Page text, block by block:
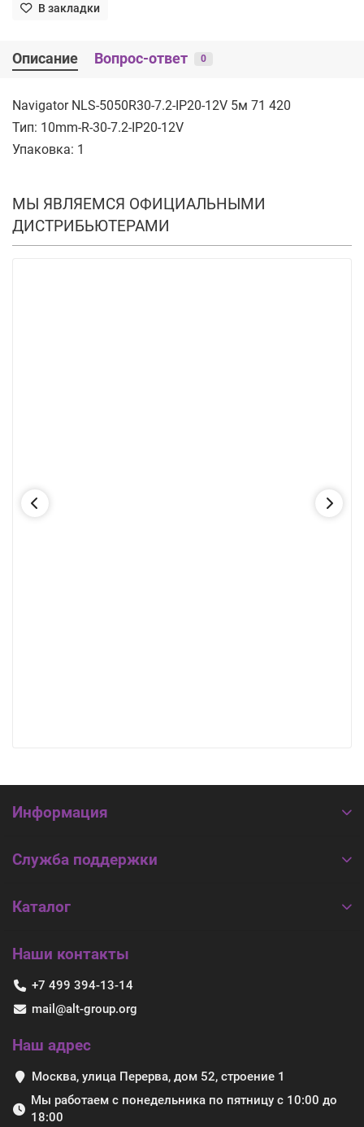
В закладки
Описание Вопрос-ответ 0
Navigator NLS-5050R30-7.2-IP20-12V 5м 71 420
Тип: 10mm-R-30-7.2-IP20-12V
Упаковка: 1
МЫ ЯВЛЯЕМСЯ ОФИЦИАЛЬНЫМИ
ДИСТРИБЬЮТЕРАМИ
Информация
Служба поддержки
Каталог
Наши контакты
+7 499 394-13-14
mail@alt-group.org
Наш адрес
Москва, улица Перерва, дом 52, строение 1
Мы работаем с понедельника по пятницу с 10:00 до
18:00